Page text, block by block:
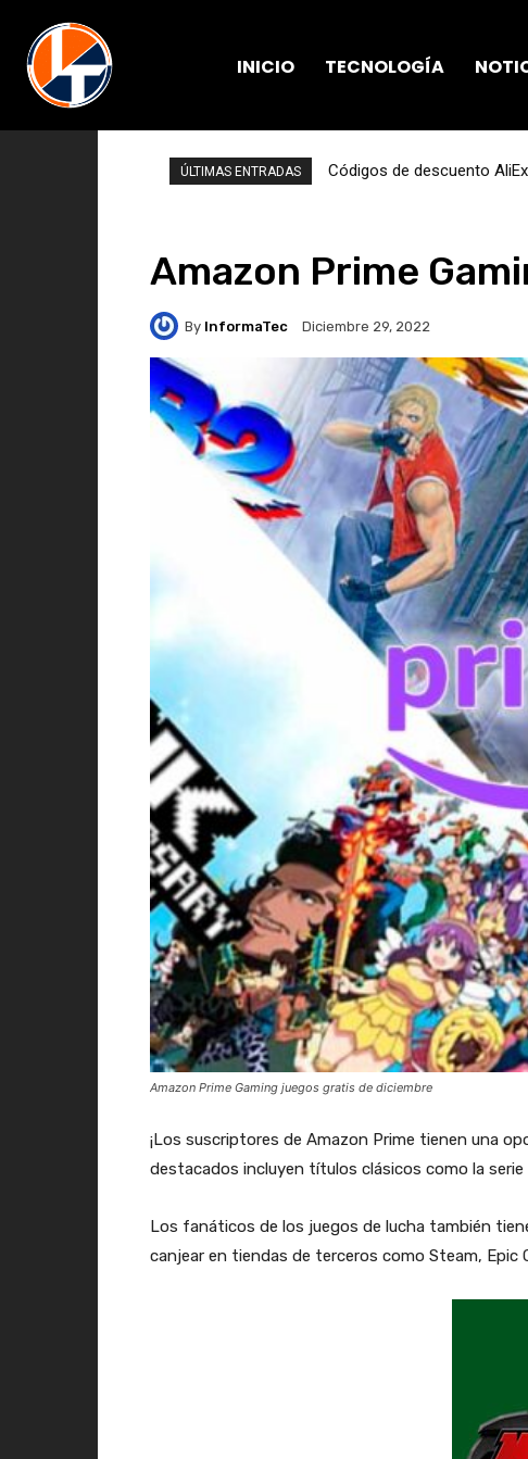
INICIO TECNOLOGÍA
ÚLTIMAS ENTRADAS Códigos de descuento
Amazon Prime
By InformaTec Diciembre 29, 2022
Amazon Prime Gaming juegos gratis de diciembre
¡Los suscriptores de Amazon Prime tienen una
destacados incluyen títulos clásicos como la serie
Los fanáticos de los juegos de lucha también
canjear en tiendas de terceros como Steam, Epic